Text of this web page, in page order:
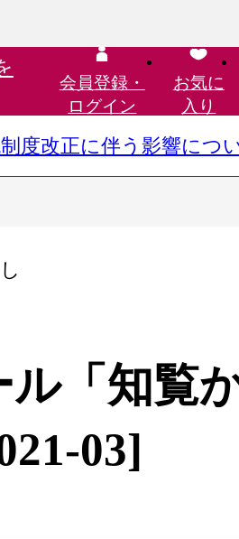
会員登録・
ログイン
お気に
入り
度改正に伴う影響につ
ル「知覧
03]